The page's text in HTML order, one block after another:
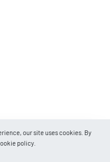
our site uses cookies. By
policy.